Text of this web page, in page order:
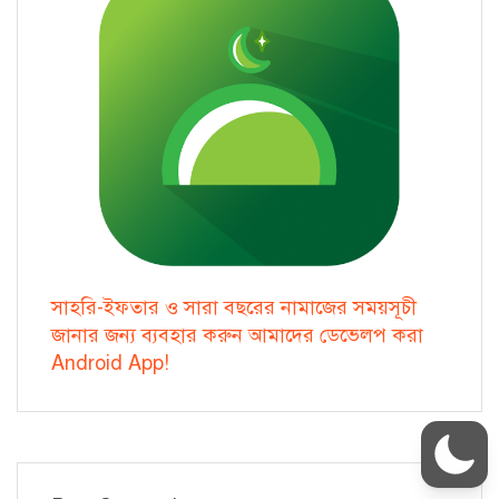
সাহরি-ইফতার ও সারা বছরের নামাজের সময়সূচী
জানার জন্য ব্যবহার করুন আমাদের ডেভেলপ করা
Android App!